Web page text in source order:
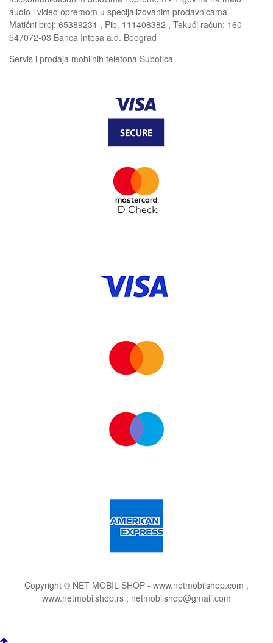
audio i video opremom u specijalizovanim prodavnicama
Matični broj: 65389231 , Pib. 111408382 , Tekući račun: 160-
547072-03 Banca Intesa a.d. Beograd
Servis i prodaja mobilnih telefona Subotica
Copyright © NET MOBIL SHOP - www.netmobilshop.com ,
www.netmobilshop.rs , netmobilshop@gmail.com